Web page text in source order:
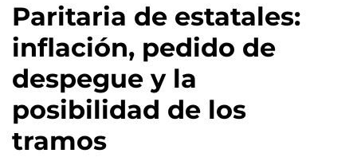
Paritaria de estatales:
inflación, pedido de
despegue y la
posibilidad de los
tramos